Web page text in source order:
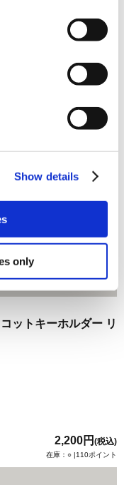
Show details
only
在庫：△ |110ポイント
ットキーホルダー タ
2,200円
ットキーホルダー リ
2,200円 (税込)
在庫：○ |110ポイント